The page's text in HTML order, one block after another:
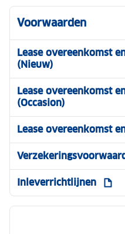
Voorwaarden
Lease overeenkomst
(Nieuw)
Lease overeenkomst
(Occasion)
Lease overeenkomst
Inleverrichtlijnen